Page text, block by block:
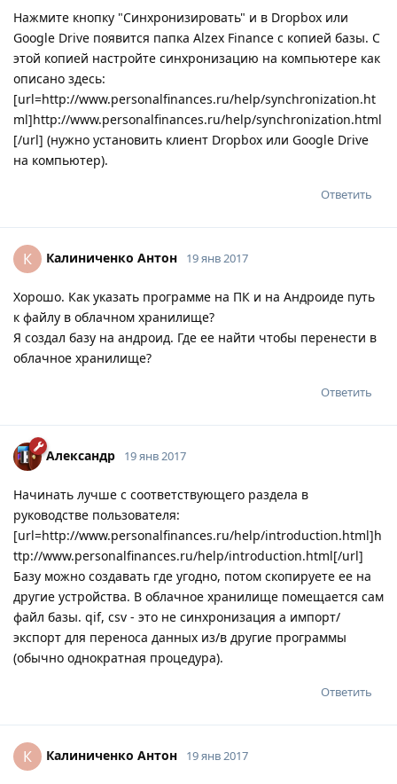
Нажмите кнопку "Синхронизировать" и в Dropbox или
Google Drive появится папка Alzex Finance с копией базы. С
этой копией настройте синхронизацию на компьютере как
описано здесь:
[url=http://www.personalfinances.ru/help/synchronization.ht
ml]http://www.personalfinances.ru/help/synchronization.html
[/url] (нужно установить клиент Dropbox или Google Drive
на компьютер).
Ответить
К Калиниченко Антон 19 янв 2017
Хорошо. Как указать программе на ПК и на Андроиде путь
к файлу в облачном хранилище?
Я создал базу на андроид. Где ее найти чтобы перенести в
облачное хранилище?
Ответить
Александр 19 янв 2017
Начинать лучше с соответствующего раздела в
руководстве пользователя:
[url=http://www.personalfinances.ru/help/introduction.html]h
ttp://www.personalfinances.ru/help/introduction.html[/url]
Базу можно создавать где угодно, потом скопируете ее на
другие устройства. В облачное хранилище помещается сам
файл базы. qif, csv - это не синхронизация а импорт/
экспорт для переноса данных из/в другие программы
(обычно однократная процедура).
Ответить
К Калиниченко Антон 19 янв 2017